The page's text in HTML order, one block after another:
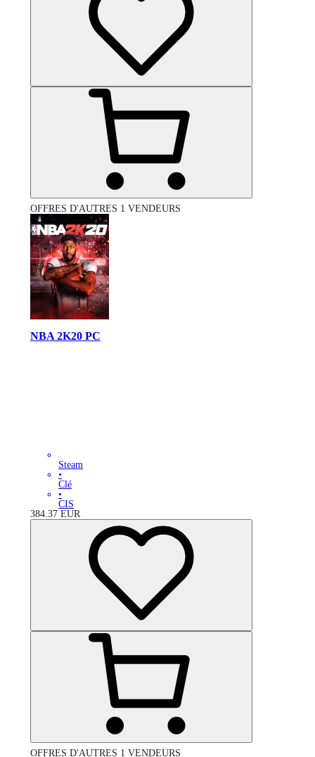
OFFRES D'AUTRES 1 VENDEURS
NBA 2K20 PC
Steam
•
Clé
•
CIS
384.37 EUR
OFFRES D'AUTRES 1 VENDEURS